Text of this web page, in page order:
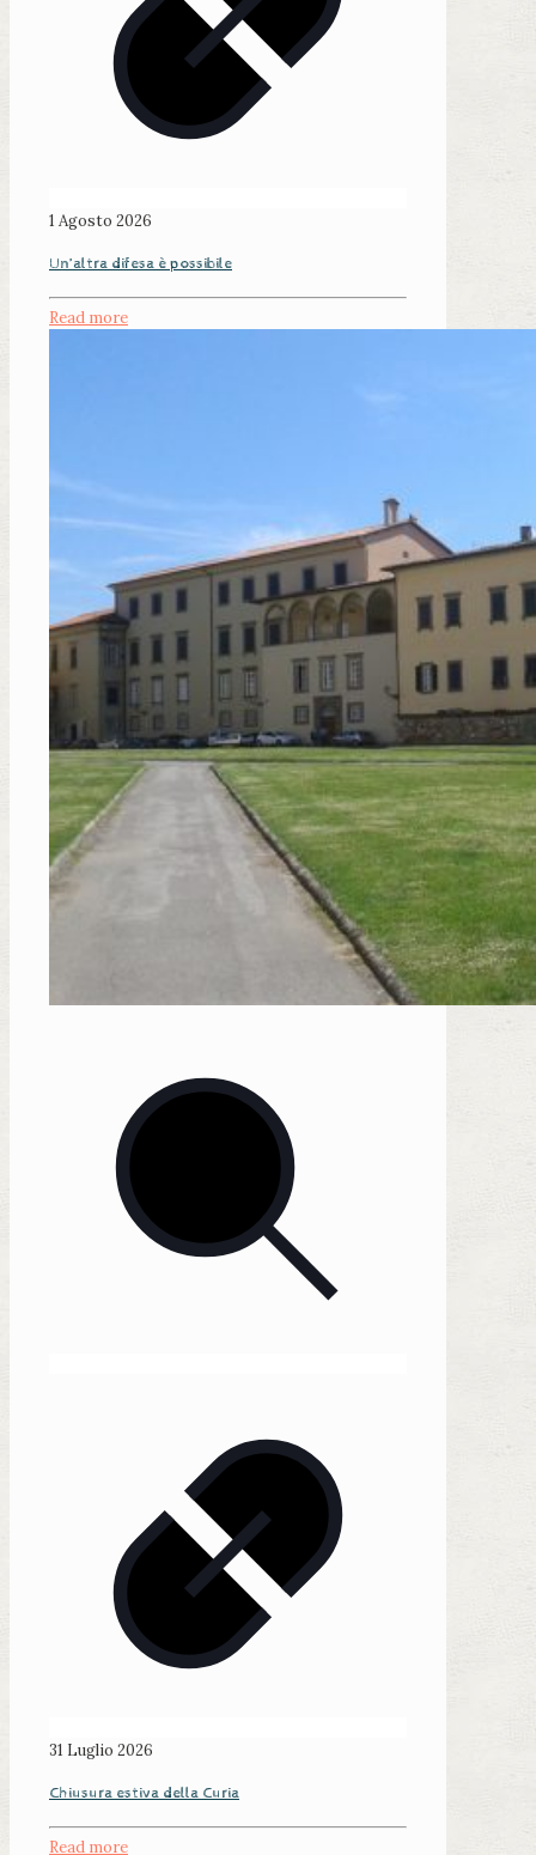
1 Agosto 2026
Un’altra difesa è possibile
Read more
31 Luglio 2026
Chiusura estiva della Curia
Read more